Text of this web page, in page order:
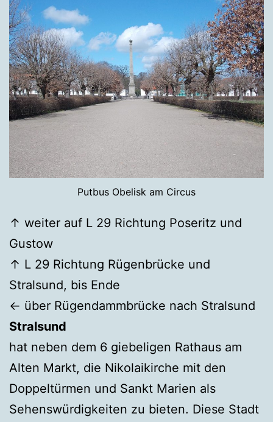
Putbus Obelisk am Circus
↑ weiter auf L 29 Richtung Poseritz und
Gustow
↑ L 29 Richtung Rügenbrücke und
Stralsund, bis Ende
← über Rügendammbrücke nach Stralsund
Stralsund
hat neben dem 6 giebeligen Rathaus am
Alten Markt, die Nikolaikirche mit den
Doppeltürmen und Sankt Marien als
Sehenswürdigkeiten zu bieten. Diese Stadt